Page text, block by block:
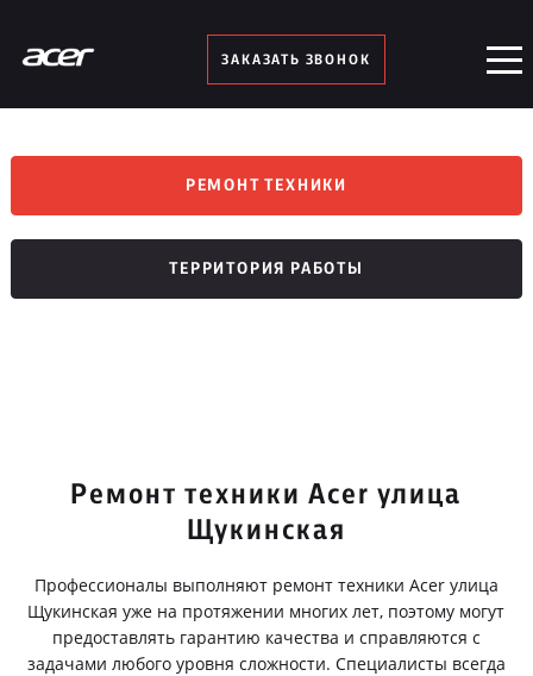
ЗАКАЗАТЬ ЗВОНОК
РЕМОНТ ТЕХНИКИ
ТЕРРИТОРИЯ РАБОТЫ
Ремонт техники Acer улица
Щукинская
Профессионалы выполняют ремонт техники Acer улица
Щукинская уже на протяжении многих лет, поэтому могут
предоставлять гарантию качества и справляются с
задачами любого уровня сложности. Специалисты всегда